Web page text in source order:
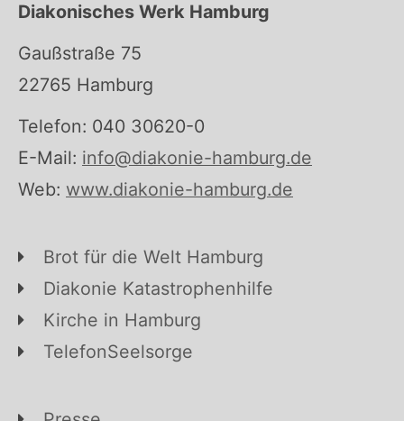
Diakonisches Werk Hamburg
Gaußstraße 75
22765 Hamburg
Telefon: 040 30620-0
E-Mail: info@diakonie-hamburg.de
Web: www.diakonie-hamburg.de
Brot für die Welt Hamburg
Diakonie Katastrophenhilfe
Kirche in Hamburg
TelefonSeelsorge